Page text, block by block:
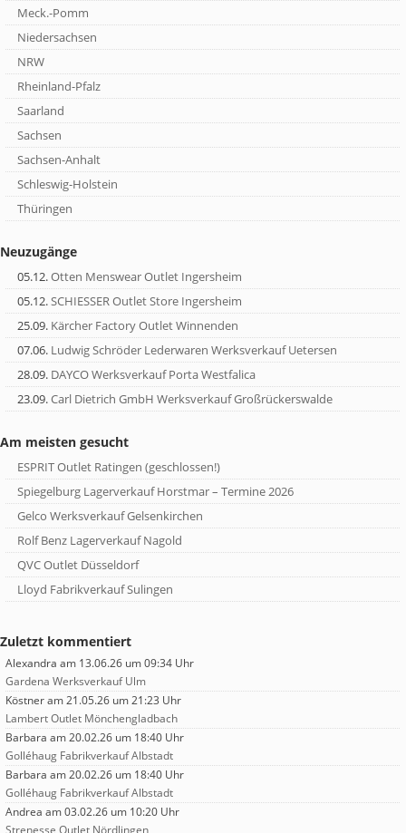
Meck.-Pomm
Niedersachsen
NRW
Rheinland-Pfalz
Saarland
Sachsen
Sachsen-Anhalt
Schleswig-Holstein
Thüringen
Neuzugänge
05.12.Otten Menswear Outlet Ingersheim
05.12.SCHIESSER Outlet Store Ingersheim
25.09. Kärcher Factory Outlet Winnenden
07.06. Ludwig Schröder Lederwaren Werksverkauf Uetersen
28.09. DAYCO Werksverkauf Porta Westfalica
23.09.Carl Dietrich GmbH Werksverkauf Großrückerswalde
Am meisten gesucht
ESPRIT Outlet Ratingen (geschlossen!)
Spiegelburg Lagerverkauf Horstmar – Termine 2026
Gelco Werksverkauf Gelsenkirchen
Rolf Benz Lagerverkauf Nagold
QVC Outlet Düsseldorf
Lloyd Fabrikverkauf Sulingen
Zuletzt kommentiert
Alexandra am 13.06.26 um 09:34 Uhr
Gardena Werksverkauf Ulm
Köstneram 21.05.26 um 21:23 Uhr
Lambert Outlet Mönchengladbach
Barbara am 20.02.26 um 18:40 Uhr
Golléhaug Fabrikverkauf Albstadt
Barbara am 20.02.26 um 18:40 Uhr
Golléhaug Fabrikverkauf Albstadt
Andrea am 03.02.26 um 10:20 Uhr
Strenesse Outlet Nördlingen